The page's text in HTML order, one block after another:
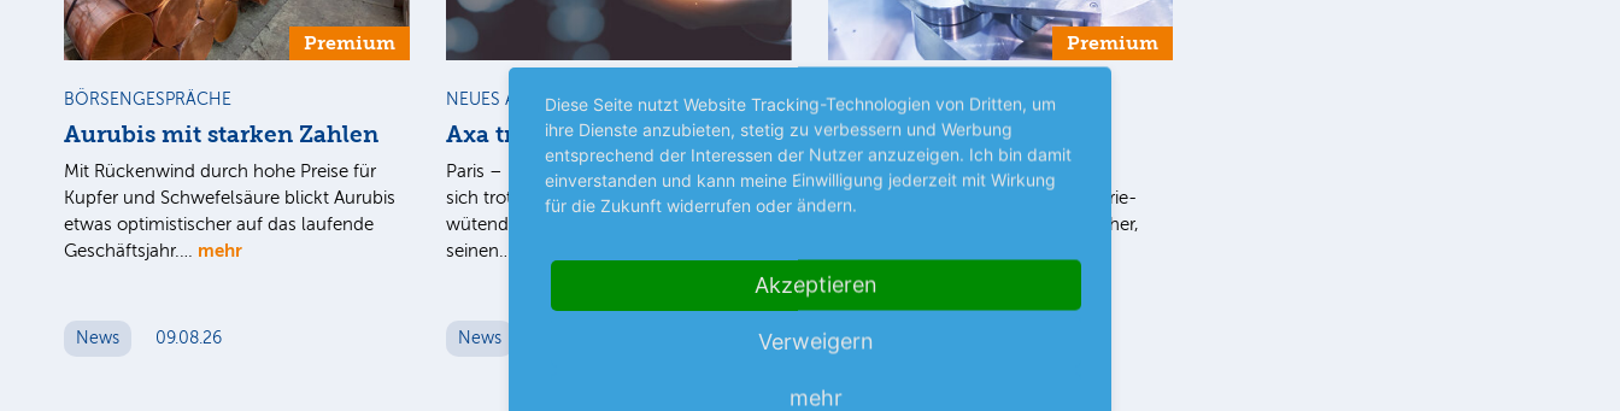
Premium
BÖRSENGESPRÄCHE
Aurubis mit starken Zahlen
Mit Rückenwind durch hohe Preise für
Kupfer und Schwefelsäure blickt Aurubis
etwas optimistischer auf das laufende
Geschäftsjahr.… mehr
News 09.08.26
NEUES AUS UNTERNEHMEN
Axa trotzt Naturkatastrophen
Paris – Der französische Versicherer sieht
sich trotz der derzeit in Frankreich
wütenden Waldbrände auf Kurs zu
seinen…
News
Premium
NEUES AUS UNTERNEHMEN
SUSS MircroTec mit
Rekordauftrageingang
Beim Umsatz hinkt der Chipindustrie-
Ausrüster noch dem Vorjahr hinterher,
Auftragseingang.
News
Diese Seite nutzt Website Tracking-Technologien von Dritten, um
ihre Dienste anzubieten, stetig zu verbessern und Werbung
entsprechend der Interessen der Nutzer anzuzeigen. Ich bin damit
einverstanden und kann meine Einwilligung jederzeit mit Wirkung
für die Zukunft widerrufen oder ändern.
Akzeptieren
Verweigern
mehr